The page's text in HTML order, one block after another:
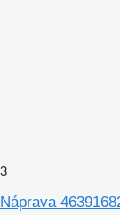
3
Náprava